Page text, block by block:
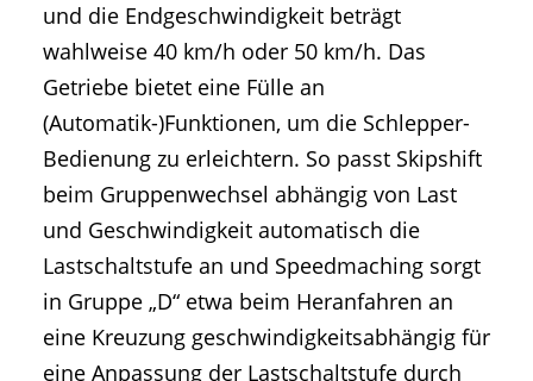
und die Endgeschwindigkeit beträgt
wahlweise 40 km/h oder 50 km/h. Das
Getriebe bietet eine Fülle an
(Automatik-)Funktionen, um die Schlepper-
Bedienung zu erleichtern. So passt Skipshift
beim Gruppenwechsel abhängig von Last
und Geschwindigkeit automatisch die
Lastschaltstufe an und Speedmaching sorgt
in Gruppe „D“ etwa beim Heranfahren an
eine Kreuzung geschwindigkeitsabhängig für
eine Anpassung der Lastschaltstufe durch